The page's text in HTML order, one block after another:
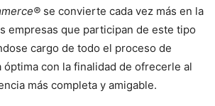
se convierte cada vez más en la
empresas que participan de este tipo
cargo de todo el proceso de
óptima con la finalidad de ofrecerle al
más completa y amigable.